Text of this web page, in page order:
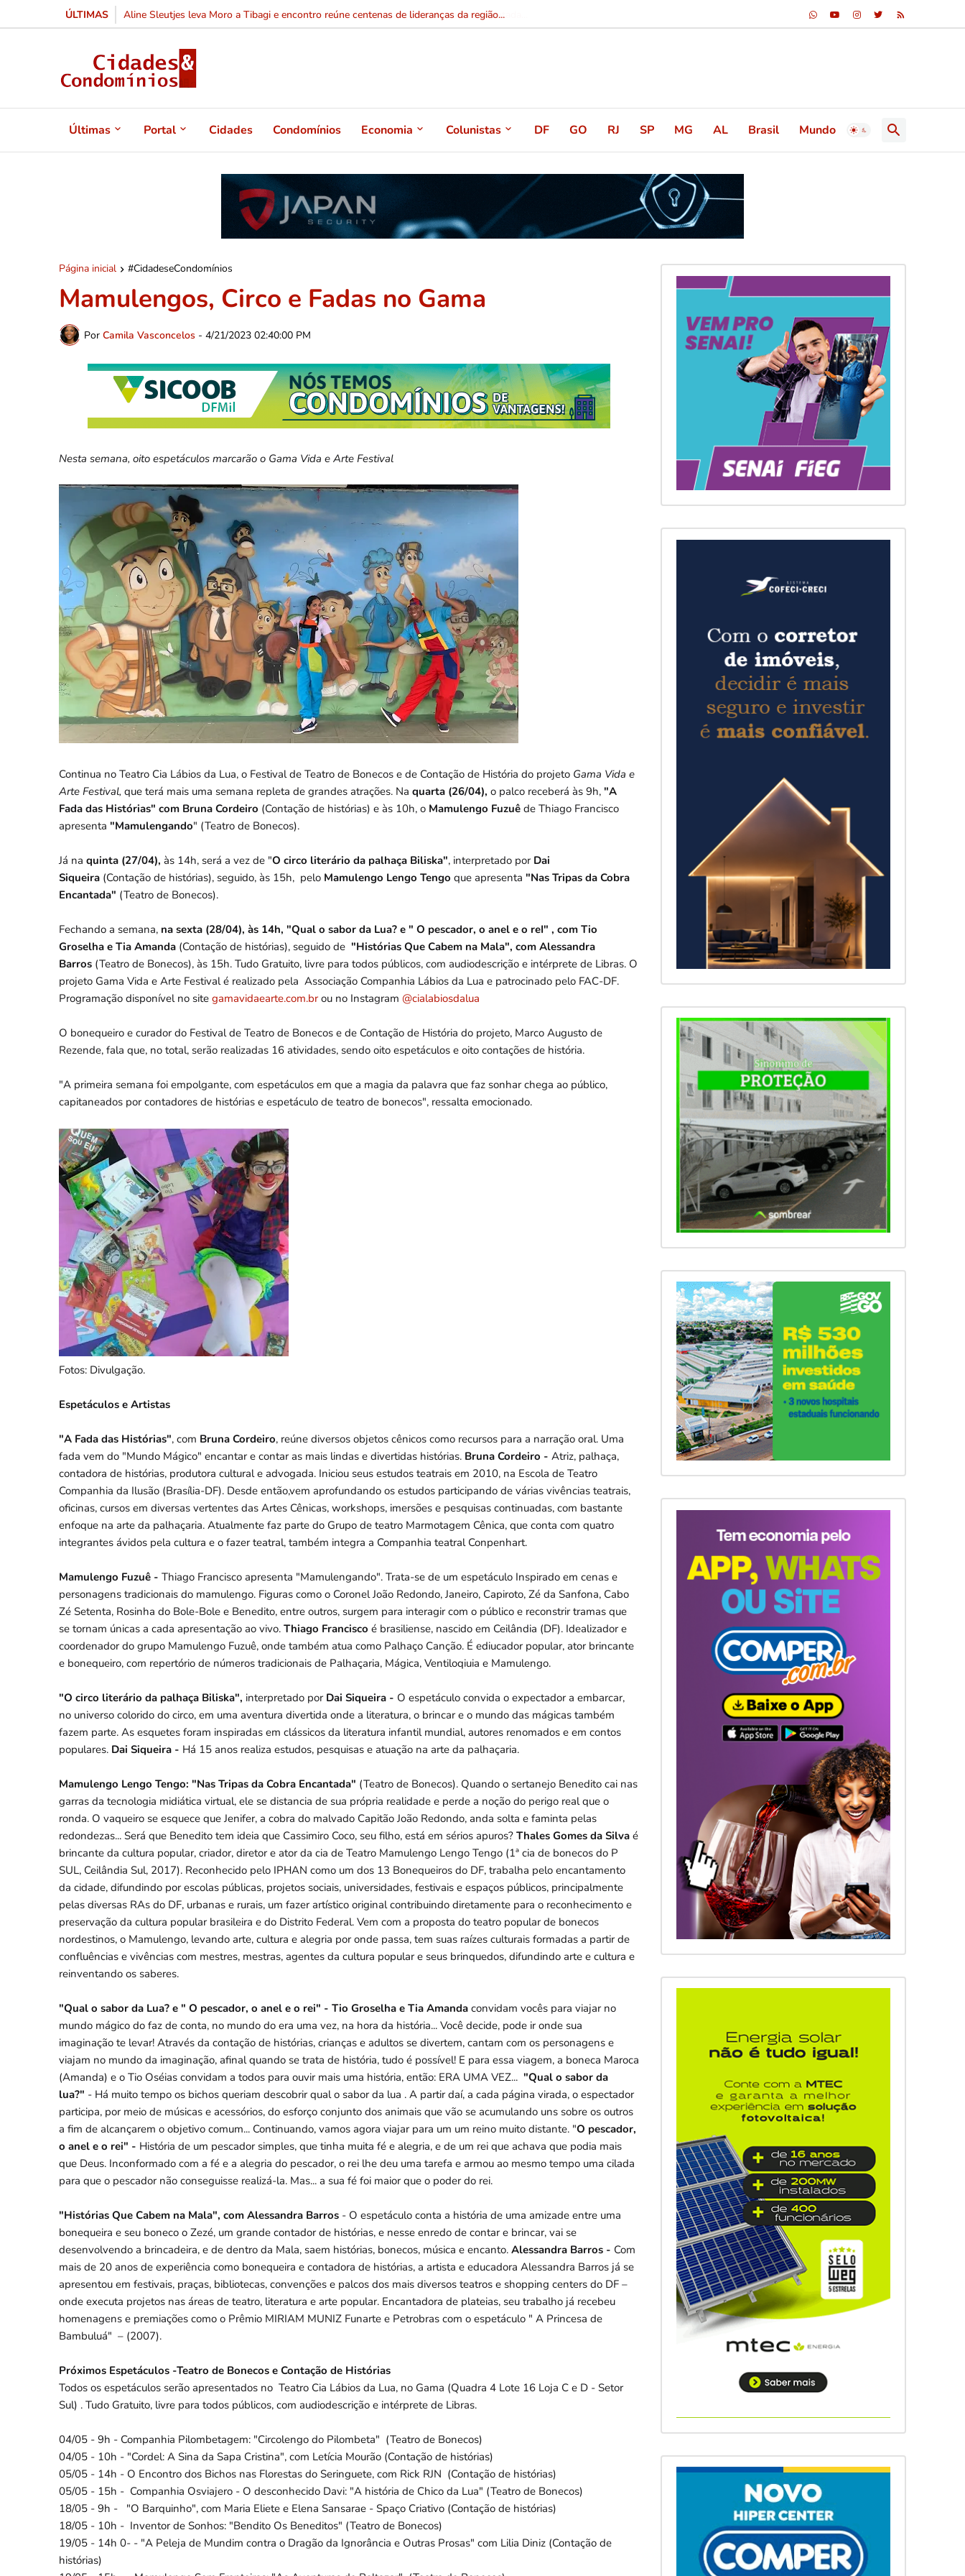
ÚLTIMAS De voz consagrada no gospel à política: Valdirene Tavares lança candidatura a deputada...
Últimas Portal Cidades Condomínios Economia Colunistas DF GO RJ SP MG AL Brasil Mundo
Página inicial #CidadeseCondomínios
Mamulengos, Circo e Fadas no Gama
Por Camila Vasconcelos - 4/21/2023 02:40:00 PM
Nesta semana, oito espetáculos marcarão o Gama Vida e Arte Festival
Continua no Teatro Cia Lábios da Lua, o Festival de Teatro de Bonecos e de Contação de História do projeto Gama Vida e
Arte Festival, que terá mais uma semana repleta de grandes atrações. Na quarta (26/04), o palco receberá às 9h, "A
Fada das Histórias" com Bruna Cordeiro (Contação de histórias) e às 10h, o Mamulengo Fuzuê de Thiago Francisco
apresenta "Mamulengando" (Teatro de Bonecos).
Já na quinta (27/04), às 14h, será a vez de "O circo literário da palhaça Biliska", interpretado por Dai
Siqueira (Contação de histórias), seguido, às 15h, pelo Mamulengo Lengo Tengo que apresenta "Nas Tripas da Cobra
Encantada" (Teatro de Bonecos).
Fechando a semana, na sexta (28/04), às 14h, "Qual o sabor da Lua? e " O pescador, o anel e o reI" , com Tio
Groselha e Tia Amanda (Contação de histórias), seguido de "Histórias Que Cabem na Mala", com Alessandra
Barros (Teatro de Bonecos), às 15h. Tudo Gratuito, livre para todos públicos, com audiodescrição e intérprete de Libras. O
projeto Gama Vida e Arte Festival é realizado pela Associação Companhia Lábios da Lua e patrocinado pelo FAC-DF.
Programação disponível no site gamavidaearte.com.brou no Instagram @cialabiosdalua
O bonequeiro e curador do Festival de Teatro de Bonecos e de Contação de História do projeto, Marco Augusto de
Rezende, fala que, no total, serão realizadas 16 atividades, sendo oito espetáculos e oito contações de história.
"A primeira semana foi empolgante, com espetáculos em que a magia da palavra que faz sonhar chega ao público,
capitaneados por contadores de histórias e espetáculo de teatro de bonecos", ressalta emocionado.
Fotos: Divulgação.
Espetáculos e Artistas
"A Fada das Histórias", com Bruna Cordeiro, reúne diversos objetos cênicos como recursos para a narração oral. Uma
fada vem do "Mundo Mágico" encantar e contar as mais lindas e divertidas histórias. Bruna Cordeiro - Atriz, palhaça,
contadora de histórias, produtora cultural e advogada. Iniciou seus estudos teatrais em 2010, na Escola de Teatro
Companhia da Ilusão (Brasília-DF). Desde então,vem aprofundando os estudos participando de várias vivências teatrais,
oficinas, cursos em diversas vertentes das Artes Cênicas, workshops, imersões e pesquisas continuadas, com bastante
enfoque na arte da palhaçaria. Atualmente faz parte do Grupo de teatro Marmotagem Cênica, que conta com quatro
integrantes ávidos pela cultura e o fazer teatral, também integra a Companhia teatral Conpenhart.
Mamulengo Fuzuê - Thiago Francisco apresenta "Mamulengando". Trata-se de um espetáculo Inspirado em cenas e
personagens tradicionais do mamulengo. Figuras como o Coronel João Redondo, Janeiro, Capiroto, Zé da Sanfona, Cabo
Zé Setenta, Rosinha do Bole-Bole e Benedito, entre outros, surgem para interagir com o público e reconstrir tramas que
se tornam únicas a cada apresentação ao vivo. Thiago Francisco é brasiliense, nascido em Ceilândia (DF). Idealizador e
coordenador do grupo Mamulengo Fuzuê, onde também atua como Palhaço Canção. É ediucador popular, ator brincante
e bonequeiro, com repertório de números tradicionais de Palhaçaria, Mágica, Ventiloqiuia e Mamulengo.
"O circo literário da palhaça Biliska", interpretado por Dai Siqueira - O espetáculo convida o expectador a embarcar,
no universo colorido do circo, em uma aventura divertida onde a literatura, o brincar e o mundo das mágicas também
fazem parte. As esquetes foram inspiradas em clássicos da literatura infantil mundial, autores renomados e em contos
populares. Dai Siqueira - Há 15 anos realiza estudos, pesquisas e atuação na arte da palhaçaria.
Mamulengo Lengo Tengo: "Nas Tripas da Cobra Encantada" (Teatro de Bonecos). Quando o sertanejo Benedito cai nas
garras da tecnologia midiática virtual, ele se distancia de sua própria realidade e perde a noção do perigo real que o
ronda. O vaqueiro se esquece que Jenifer, a cobra do malvado Capitão João Redondo, anda solta e faminta pelas
redondezas... Será que Benedito tem ideia que Cassimiro Coco, seu filho, está em sérios apuros? Thales Gomes da Silva é
brincante da cultura popular, criador, diretor e ator da cia de Teatro Mamulengo Lengo Tengo (1ª cia de bonecos do P
SUL, Ceilândia Sul, 2017). Reconhecido pelo IPHAN como um dos 13 Bonequeiros do DF, trabalha pelo encantamento
da cidade, difundindo por escolas públicas, projetos sociais, universidades, festivais e espaços públicos, principalmente
pelas diversas RAs do DF, urbanas e rurais, um fazer artístico original contribuindo diretamente para o reconhecimento e
preservação da cultura popular brasileira e do Distrito Federal. Vem com a proposta do teatro popular de bonecos
nordestinos, o Mamulengo, levando arte, cultura e alegria por onde passa, tem suas raízes culturais formadas a partir de
confluências e vivências com mestres, mestras, agentes da cultura popular e seus brinquedos, difundindo arte e cultura e
reinventando os saberes.
"Qual o sabor da Lua? e " O pescador, o anel e o rei" - Tio Groselha e Tia Amanda convidam vocês para viajar no
mundo mágico do faz de conta, no mundo do era uma vez, na hora da história... Você decide, pode ir onde sua
imaginação te levar! Através da contação de histórias, crianças e adultos se divertem, cantam com os personagens e
viajam no mundo da imaginação, afinal quando se trata de história, tudo é possível! E para essa viagem, a boneca Maroca
(Amanda) e o Tio Oséias convidam a todos para ouvir mais uma história, então: ERA UMA VEZ... "Qual o sabor da
lua?" - Há muito tempo os bichos queriam descobrir qual o sabor da lua . A partir daí, a cada página virada, o espectador
participa, por meio de músicas e acessórios, do esforço conjunto dos animais que vão se acumulando uns sobre os outros
a fim de alcançarem o objetivo comum... Continuando, vamos agora viajar para um um reino muito distante. "O pescador,
o anel e o rei" - História de um pescador simples, que tinha muita fé e alegria, e de um rei que achava que podia mais
que Deus. Inconformado com a fé e a alegria do pescador, o rei lhe deu uma tarefa e armou ao mesmo tempo uma cilada
para que o pescador não conseguisse realizá-la. Mas... a sua fé foi maior que o poder do rei.
"Histórias Que Cabem na Mala", com Alessandra Barros - O espetáculo conta a história de uma amizade entre uma
bonequeira e seu boneco o Zezé, um grande contador de histórias, e nesse enredo de contar e brincar, vai se
desenvolvendo a brincadeira, e de dentro da Mala, saem histórias, bonecos, música e encanto. Alessandra Barros - Com
mais de 20 anos de experiência como bonequeira e contadora de histórias, a artista e educadora Alessandra Barros já se
apresentou em festivais, praças, bibliotecas, convenções e palcos dos mais diversos teatros e shopping centers do DF –
onde executa projetos nas áreas de teatro, literatura e arte popular. Encantadora de plateias, seu trabalho já recebeu
homenagens e premiações como o Prêmio MIRIAM MUNIZ Funarte e Petrobras com o espetáculo " A Princesa de
Bambuluá" – (2007).
Próximos Espetáculos -Teatro de Bonecos e Contação de Histórias
Todos os espetáculos serão apresentados no Teatro Cia Lábios da Lua, no Gama (Quadra 4 Lote 16 Loja C e D - Setor
Sul) . Tudo Gratuito, livre para todos públicos, com audiodescrição e intérprete de Libras.
04/05 - 9h - Companhia Pilombetagem: "Circolengo do Pilombeta" (Teatro de Bonecos)
04/05 - 10h - "Cordel: A Sina da Sapa Cristina", com Letícia Mourão (Contação de histórias)
05/05 - 14h - O Encontro dos Bichos nas Florestas do Seringuete, com Rick RJN (Contação de histórias)
05/05 - 15h - Companhia Osviajero - O desconhecido Davi: "A história de Chico da Lua" (Teatro de Bonecos)
18/05 - 9h - "O Barquinho", com Maria Eliete e Elena Sansarae - Spaço Criativo (Contação de histórias)
18/05 - 10h - Inventor de Sonhos: "Bendito Os Beneditos" (Teatro de Bonecos)
19/05 - 14h 0- - "A Peleja de Mundim contra o Dragão da Ignorância e Outras Prosas" com Lilia Diniz (Contação de
histórias)